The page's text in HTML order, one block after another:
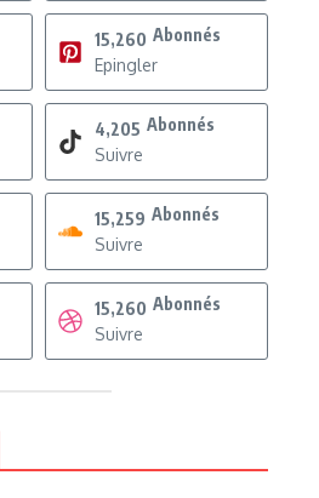
15,260 Abonnés
Epingler
4,205 Abonnés
Suivre
15,259 Abonnés
Suivre
15,260 Abonnés
Suivre